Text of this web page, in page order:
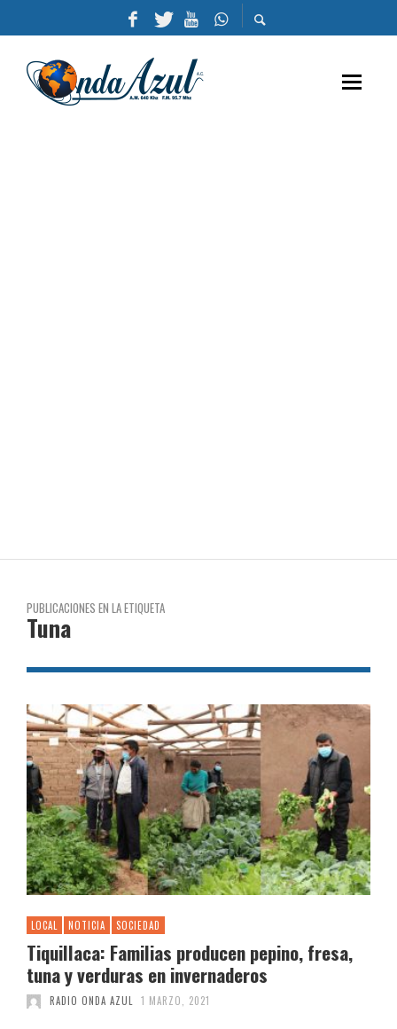
PUBLICACIONES EN LA ETIQUETA
Tuna
LOCAL NOTICIA SOCIEDAD
Tiquillaca: Familias producen pepino, fresa,
tuna y verduras en invernaderos
RADIO ONDA AZUL 1 MARZO, 2021